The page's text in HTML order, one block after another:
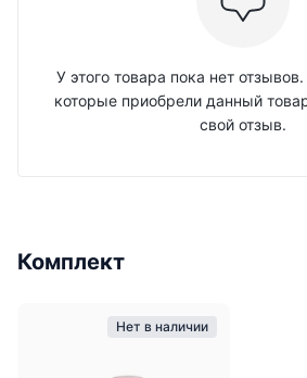
У этого товара пока нет
которые приобрели данный
свой отзыв.
Комплект
Нет в наличии